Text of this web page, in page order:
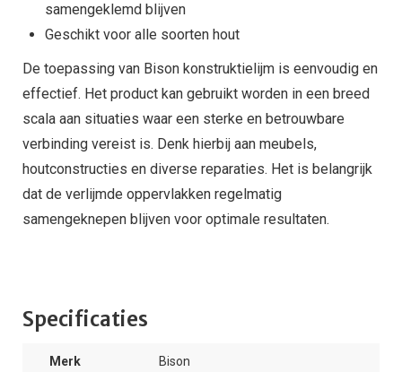
samengeklemd blijven
Geschikt voor alle soorten hout
De toepassing van Bison konstruktielijm is eenvoudig en
effectief. Het product kan gebruikt worden in een breed
scala aan situaties waar een sterke en betrouwbare
verbinding vereist is. Denk hierbij aan meubels,
houtconstructies en diverse reparaties. Het is belangrijk
dat de verlijmde oppervlakken regelmatig
samengeknepen blijven voor optimale resultaten.
Specificaties
Merk Bison